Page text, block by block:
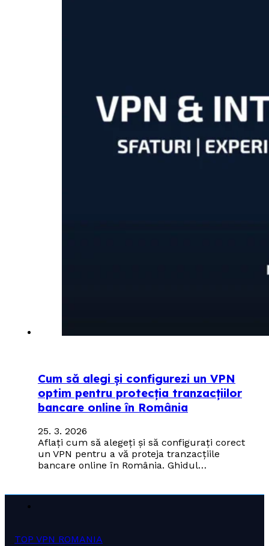
Cum să alegi și configurezi un VPN
optim pentru protecția tranzacțiilor
bancare online în România
25. 3. 2026
Aflați cum să alegeți și să configurați corect
un VPN pentru a vă proteja tranzacțiile
bancare online în România. Ghidul…
TOP VPN ROMANIA